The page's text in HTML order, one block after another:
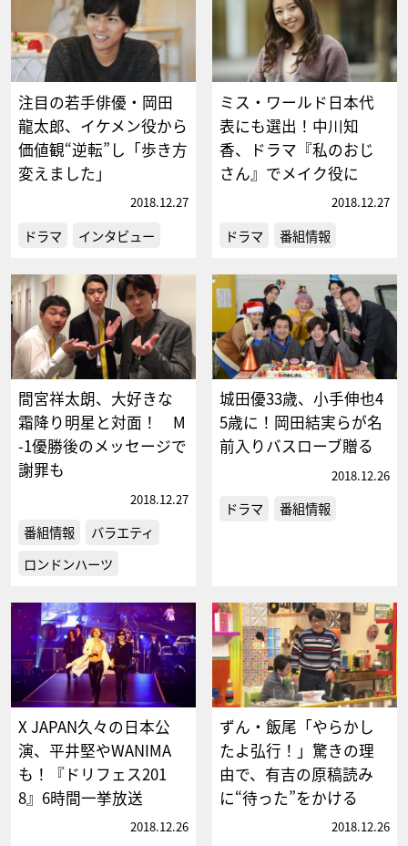
注目の若手俳優・岡田
龍太郎、イケメン役から
価値観“逆転”し「歩き方
変えました」
2018.12.27
ドラマ インタビュー
ミス・ワールド日本代
表にも選出！中川知
香、ドラマ『私のおじ
さん』でメイク役に
2018.12.27
ドラマ 番組情報
間宮祥太朗、大好きな
霜降り明星と対面！ M
-1優勝後のメッセージで
謝罪も
2018.12.27
番組情報
バラエティ
ロンドンハーツ
城田優33歳、小手伸也4
5歳に！岡田結実らが名
前入りバスローブ贈る
2018.12.26
ドラマ 番組情報
X JAPAN久々の日本公
演、平井堅やWANIMA
も！『ドリフェス201
8』6時間一挙放送
2018.12.26
ずん・飯尾「やらかし
たよ弘行！」驚きの理
由で、有吉の原稿読み
に“待った”をかける
2018.12.26